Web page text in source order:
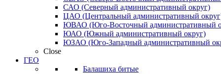
САО (Северный административный округ)
ЦАО (Центральный административный
ЮВАО (Юго-Восточный административный
ЮАО (Южный административный округ)
ЮЗАО (Юго-Западный административный
Close
ГЕО
Балашиха битые